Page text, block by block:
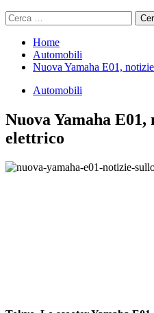
Ricerca
per:
Home
Automobili
Nuova Yamaha E01,
Automobili
Nuova Yamaha
elettrico